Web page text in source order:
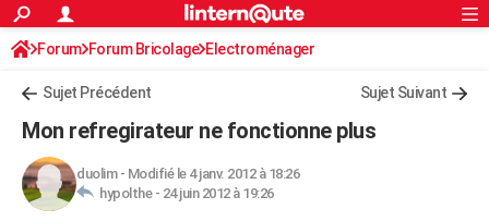
ACTUALITÉS
Politique
Société
Faits Divers
Education
Monde
Villes
+
FINANCE
Retraite
Impôts
Epargne
Immobilier
Risques naturels par ville
Banque
Assurance
Crédit
AUTO
S'inscrire
Connexion
Forum Forum Bricolage Electroménager
Sujet Précédent Sujet Suivant
Mon refregirateur ne fonctionne plus
duolim- Modifié le 4 janv. 2012 à 18:26
hypolthe - 24 juin 2012 à 19:26